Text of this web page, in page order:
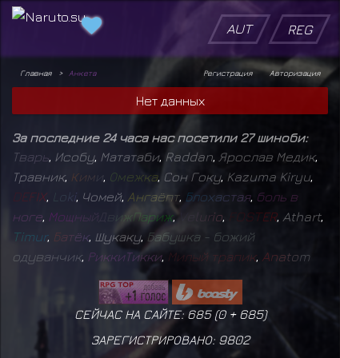
AUT REG
Главная Анкета Авторизация
Регистрация
Нет данных
За последние 24 часа нас посетили 27 шиноби:
Тварь Исобу, Мататаби, Raddan Ярослав Медик,
Травник, Ким Омежка, Сон Гоку, Kazuma Kiryu,
DEFIX, o ki, Чомей, Ангаёпт, Блохастая, боль в
ноге Мощный ижПариж, urio OSTER, Athart,
Timur, Батёк, Шукаку, Бабушка - божий
одуванчик, РиккиТикки, Ми лый трапик, Anatom
СЕЙЧАС НА САЙТЕ: 685 (0+ 685)
ЗАРЕГИСТРИРОВАНО: 9802